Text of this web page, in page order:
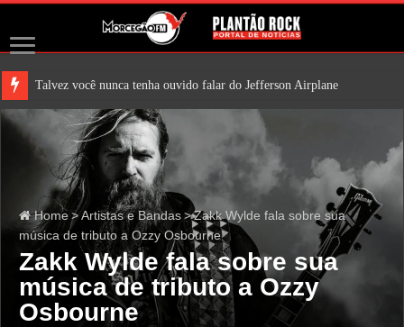
Talvez você nunca tenha ouvido falar do Jefferson Airplane. Mas é bem pr
Home > Artistas e Bandas >Zakk Wylde fala sobre sua
música de tributo a Ozzy Osbourne
Zakk Wylde fala sobre sua
música de tributo a Ozzy
Osbourne